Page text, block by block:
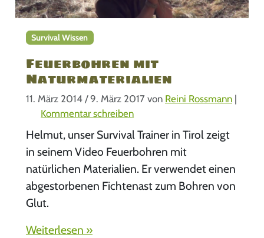
Survival Wissen
Feuerbohren mit
Naturmaterialien
11. März 2014 / 9. März 2017 von Reini Rossmann |
Kommentar schreiben
Helmut, unser Survival Trainer in Tirol zeigt
in seinem Video Feuerbohren mit
natürlichen Materialien. Er verwendet einen
abgestorbenen Fichtenast zum Bohren von
Glut.
Weiterlesen »